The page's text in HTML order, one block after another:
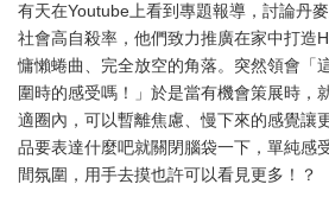
有天在Youtube上看到專題報導，討論丹
社會高自殺率，他們致力推廣在家中打造
慵懶蜷曲、完全放空的角落。突然領會「
圍時的感受嗎！」於是當有機會策展時，
適圈內，可以暫離焦慮、慢下來的感覺讓
品要表達什麼吧就關閉腦袋一下，單純感
間氛圍，用手去摸也許可以看見更多！？